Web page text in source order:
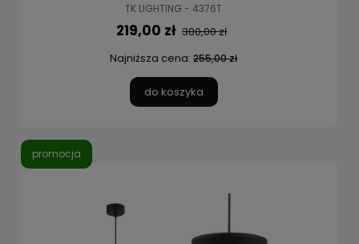
TK LIGHTING - 4376T
219,00 zł 300,00 zł
Najniższa cena: 255,00 zł
do koszyka
promocja